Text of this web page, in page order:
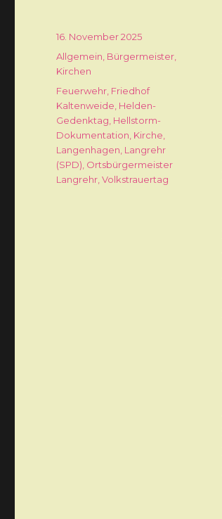
Veröffentlicht
am
16. November 2025
Kategorien
Allgemein Bürgermeister
Kirchen
Schlagwörter
Feuerwehr Friedhof
Kaltenweide Helden-
Gedenktag Hellstorm-
Dokumentation Kirche
Langenhagen Langrehr
(SPD) Ortsbürgermeister
Langrehr ,Volkstrauertag